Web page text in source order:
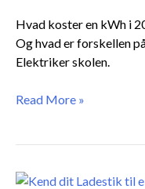
Hvad koster en kWh i
Og hvad er forskellen
Elektriker skolen.
Read More »
Ladestik